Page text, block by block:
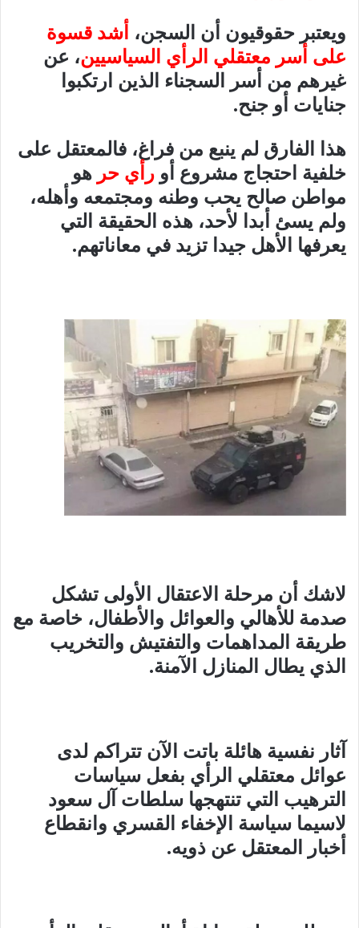
ويعتبر حقوقيون أن السجن، أشد قسوة
على أسر معتقلي الرأي السياسيين، عن
غيرهم من أسر السجناء الذين ارتكبوا
جنايات أو جنح.
هذا الفارق لم ينبع من فراغ، فالمعتقل على
خلفية احتجاج مشروع أو رأي حر هو
مواطن صالح يحب وطنه ومجتمعه وأهله،
ولم يسئ أبدا لأحد، هذه الحقيقة التي
يعرفها الأهل جيدا تزيد في معاناتهم.
لاشك أن مرحلة الاعتقال الأولى تشكل
صدمة للأهالي والعوائل والأطفال، خاصة مع
طريقة المداهمات والتفتيش والتخريب
الذي يطال المنازل الآمنة.
آثار نفسية هائلة باتت الآن تتراكم لدى
عوائل معتقلي الرأي بفعل سياسات
الترهيب التي تنتهجها سلطات آل سعود
لاسيما سياسة الإخفاء القسري وانقطاع
أخبار المعتقل عن ذويه.